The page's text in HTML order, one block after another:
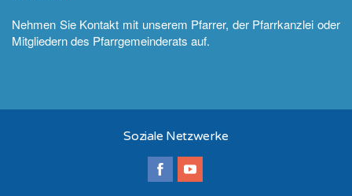
Nehmen Sie Kontakt mit unserem Pfarrer, der Pfarrkanzlei oder
Mitgliedern des Pfarrgemeinderats auf.
Soziale Netzwerke